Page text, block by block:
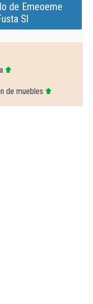
de Emeoeme
Sl
de muebles